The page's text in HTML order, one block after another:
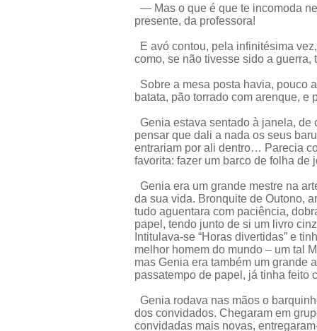
— Mas o que é que te incomoda
presente, da professora!
E avó contou, pela infinitésima
como, se não tivesse sido a
Sobre a mesa posta havia, pouco
batata, pão torrado com arenque, e
Genia estava sentado à janela, de
pensar que dali a nada os seus
entrariam por ali dentro… Parecia
favorita: fazer um barco de folha de
Genia era um grande mestre na
da sua vida. Bronquite de Outono,
tudo aguentara com paciência,
papel, tendo junto de si um livro
Intitulava-se “Horas divertidas” e
melhor homem do mundo – um tal
mas Genia era também um grande
passatempo de papel, já tinha feito
Genia rodava nas mãos o
dos convidados. Chegaram em
convidadas mais novas,